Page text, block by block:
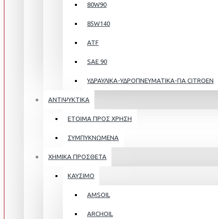
80W90
85W140
ATF
SAE 90
ΥΔΡΑΥΛΙΚΑ-ΥΔΡΟΠΝΕΥΜΑΤΙΚΑ-ΓΙΑ CITROEN
ΑΝΤΙΨΥΚΤΙΚΑ
ΕΤΟΙΜΑ ΠΡΟΣ ΧΡΗΣΗ
ΣΥΜΠΥΚΝΩΜΕΝΑ
ΧΗΜΙΚΑ ΠΡΟΣΘΕΤΑ
ΚΑΥΣΙΜΟ
AMSOIL
ARCHOIL